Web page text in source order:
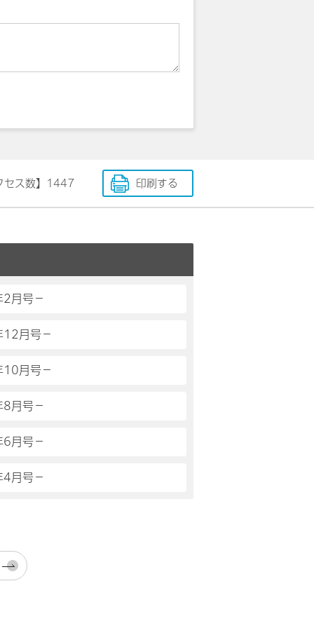
セス数】 1447 印刷する
月号－
12月号－
10月号－
月号－
月号－
月号－